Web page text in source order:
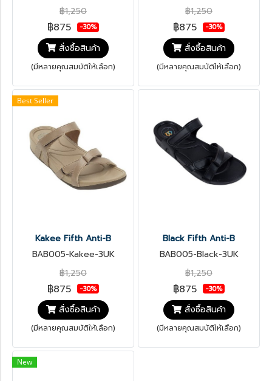
฿1,250
฿875 -30%
สั่งซื้อสินค้า
(มีหลายคุณสมบัติให้เลือก)
฿1,250
฿875 -30%
สั่งซื้อสินค้า
(มีหลายคุณสมบัติให้เลือก)
Best Seller
Kakee Fifth Anti-B
BAB005-Kakee-3UK
฿1,250
฿875 -30%
สั่งซื้อสินค้า
(มีหลายคุณสมบัติให้เลือก)
Black Fifth Anti-B
BAB005-Black-3UK
฿1,250
฿875 -30%
สั่งซื้อสินค้า
(มีหลายคุณสมบัติให้เลือก)
New